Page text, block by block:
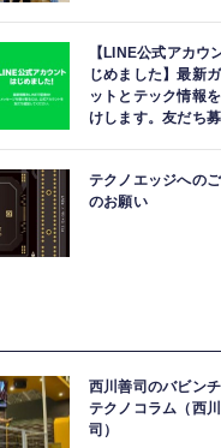
【LINE公式アカウ
じめました】最新
ットとテック情報
けします。友だち
テクノエッジへの
のお願い
西川善司のバビン
テクノコラム（西
司）